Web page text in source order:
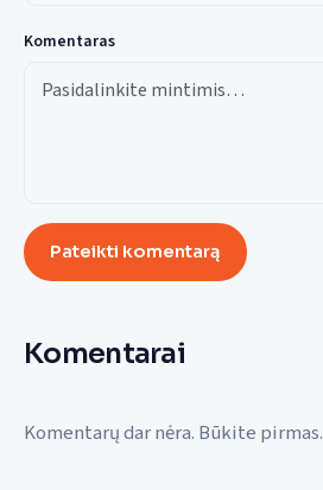
Komentaras
Pateikti komentarą
Komentarai
Komentarų dar nėra. Būkite pirmas.